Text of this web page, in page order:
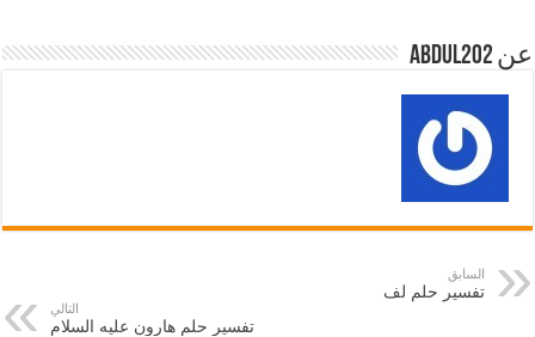
عن abdul202
السابق
تفسير حلم لف
التالي
تفسير حلم هارون عليه السلام